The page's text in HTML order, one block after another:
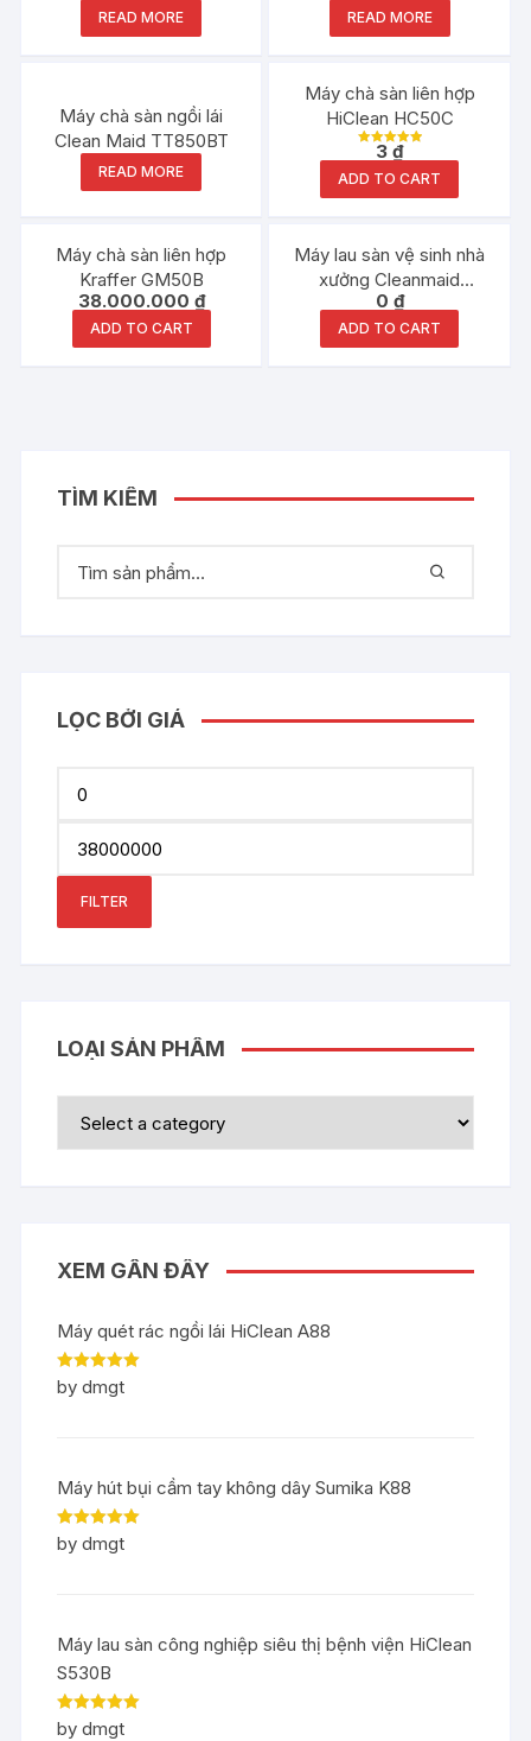
READ MORE READ MORE
Máy chà sàn ngồi lái
Clean Maid TT850BT
READ MORE
Máy chà sàn liên hợp
HiClean HC50C
Rated
out of 5
3₫
ADD TO CART
Máy chà sàn liên hợp
Kraffer GM50B
38.000.000 ₫
ADD TO CART
Máy lau sàn vệ sinh nhà
xưởng Cleanmaid
TT70BT
0 ₫
ADD TO CART
TÌM KIẾM
LỌC BỞI GIÁ
FILTER
LOẠI SẢN PHẨM
XEM GẦN ĐÂY
Máy quét rác ngồi lái HiClean A88
Rated5out
of 5
by dmgt
Máy hút bụi cầm tay không dây Sumika K88
Rated5out
of 5
by dmgt
Máy lau sàn công nghiệp siêu thị bệnh viện HiClean
S530B
Rated5out
by dmgt